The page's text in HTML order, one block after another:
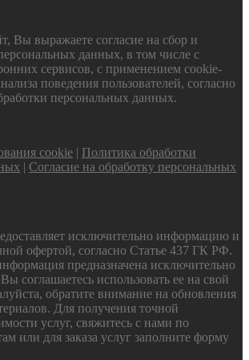
Вы выражаете согласие на сбор и
данных, в том числе с
сервисов, с применением cookie-
поведения пользователей, согласно
персональных данных.
cookie | Политика обработки
| Согласие на обработку персональных
исключительно информацию и
офертой, согласно Статье 437 ГК РФ.
предназначена исключительно
соглашаетесь использовать ее на свой
обратите внимание на обновления
Для получения точной
услуг, свяжитесь с нами по
или для заказа услуг заполните форму